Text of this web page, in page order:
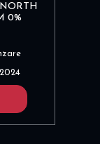
0%
2024